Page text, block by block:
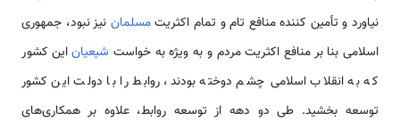
نیاورد و تأمین کننده منافع تام و تمام اکثریتمسلمان نیز نبود، جمهوری
اسلامی‌ بنا بر منافع اکثریت مردم و به ویژه به خواست شیعیاناین کشور
که به انقلاب اسلامی‌ چشم دوخته بودند، روابط را با دولت این کشور
توسعه بخشید. طی دو دهه از توسعه روابط، علاوه بر همکاری‌های